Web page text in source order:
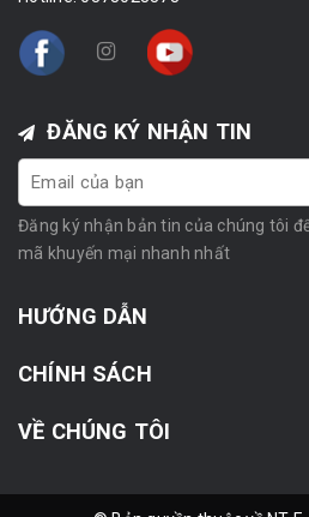
ĐĂNG KÝ NHẬN TIN
Đăng ký nhận bản tin của chúng tôi
mã khuyến mại nhanh nhất
HƯỚNG DẪN
CHÍNH SÁCH
VỀ CHÚNG TÔI